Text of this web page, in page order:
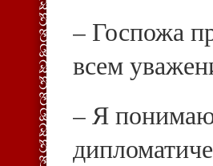
– Госпожа
всем
– Я